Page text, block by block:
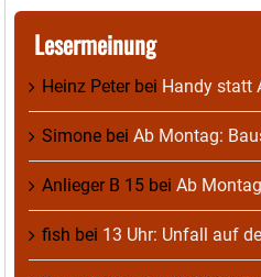
Lesermeinung
Heinz Peterbei Handy statt
Simone bei Ab Montag:
Anlieger B 15 bei Ab
fish bei 13 Uhr: Unfall auf